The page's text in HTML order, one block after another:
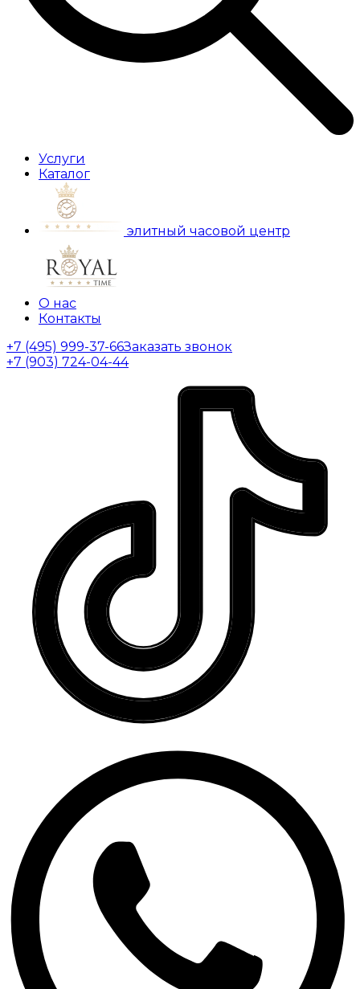
Услуги
Каталог
элитный часовой центр
О нас
Контакты
+7 (495) 999-37-66Заказать звонок
+7 (903) 724-04-44